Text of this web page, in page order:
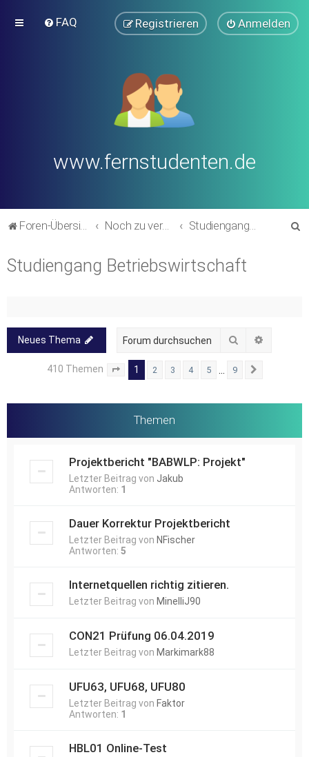
FAQ Anmelden
Registrieren
www.fernstudenten.de
Foren-Übersicht Noch zu verschieben in andere Bereiche (alte Forumsstruktur) Studiengang Betriebswirtschaft
Studiengang Betriebswirtschaft
Neues Thema Suche
410 Themen Seite von 9
1 2 3 4 5 9
Themen
Projektbericht "BABWLP: Projekt"
Letzter Beitrag von Jakub
Antworten: 1
Dauer Korrektur Projektbericht
Letzter Beitrag von NFischer
Antworten: 5
Internetquellen richtig zitieren.
Letzter Beitrag von MinelliJ90
CON21 Prüfung 06.04.2019
Letzter Beitrag von Markimark88
UFU63, UFU68, UFU80
Letzter Beitrag von Faktor
Antworten: 1
HBL01 Online-Test